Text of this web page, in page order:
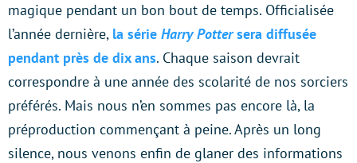
magique pendant un bon bout de temps. Officialisée
l’année dernière, la série Harry Pottersera diffusée
pendant près de dix ans. Chaque saison devrait
correspondre à une année des scolarité de nos sorciers
préférés. Mais nous n’en sommes pas encore là, la
préproduction commençant à peine. Après un long
silence, nous venons enfin de glaner des informations